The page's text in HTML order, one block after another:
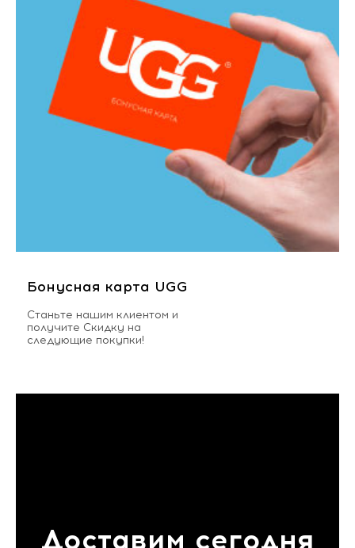
Бонусная карта UGG
Станьте нашим клиентом и
получите Скидку на
следующие покупки!
Доставим сегодня